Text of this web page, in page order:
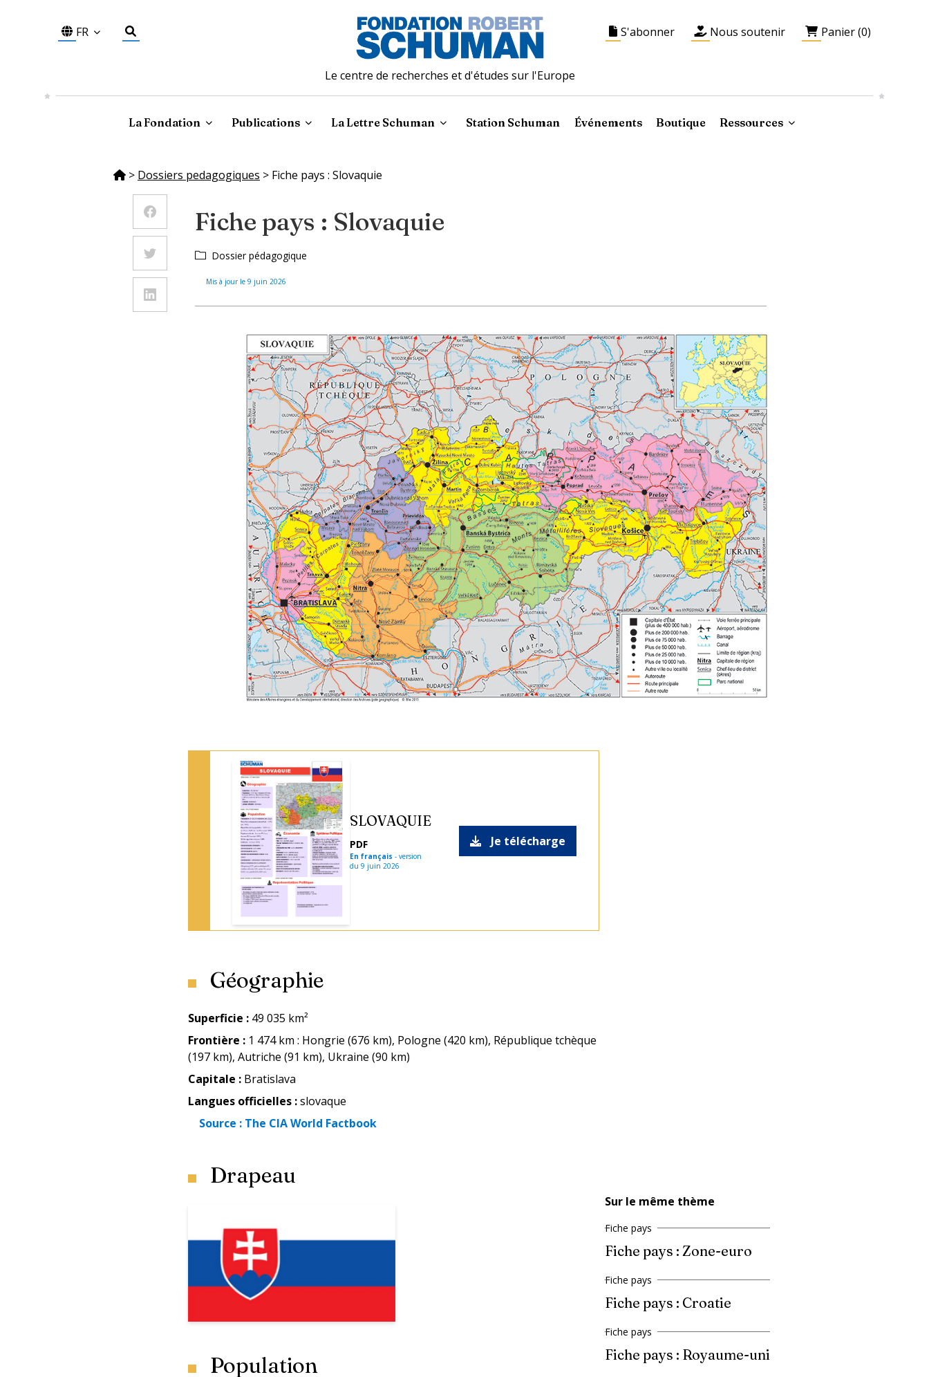
FR
Le centre de recherches et d'études sur l'Europe
S'abonner Nous soutenir Panier (0)
La Fondation Publications La Lettre Schuman Station Schuman Événements Boutique Ressources
> Dossiers pedagogiques > Fiche pays : Slovaquie
Fiche pays : Slovaquie
Dossier pédagogique
Mis à jour le 9 juin 2026
SLOVAQUIE
PDF
En français - version
du 9 juin 2026
Je télécharge
Géographie
Superficie : 49 035 km²
Frontière : 1 474 km : Hongrie (676 km), Pologne (420 km), République tchèque
(197 km), Autriche (91 km), Ukraine (90 km)
Capitale : Bratislava
Langues officielles :slovaque
Source : The CIA World Factbook
Drapeau
Population
Sur le même thème
Fiche pays
Fiche pays : Zone-euro
Fiche pays
Fiche pays : Croatie
Fiche pays
Fiche pays : Royaume-uni